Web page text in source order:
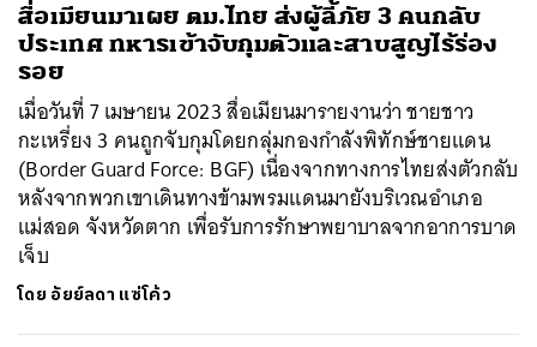
สื่อเมียนมาเผย ตม.ไทย ส่งผู้ลี้ภัย 3 คนกลับ
ประเทศ ทหารเข้าจับกุมตัวและสาบสูญไร้ร่อง
รอย
เมื่อวันที่ 7 เมษายน 2023 สื่อเมียนมารายงานว่า ชายชาว
กะเหรี่ยง 3 คนถูกจับกุมโดยกลุ่มกองกำลังพิทักษ์ชายแดน
(Border Guard Force: BGF) เนื่องจากทางการไทยส่งตัวกลับ
หลังจากพวกเขาเดินทางข้ามพรมแดนมายังบริเวณอำเภอ
แม่สอด จังหวัดตาก เพื่อรับการรักษาพยาบาลจากอาการบาด
เจ็บ
โดย อัยย์ลดา แซ่โค้ว